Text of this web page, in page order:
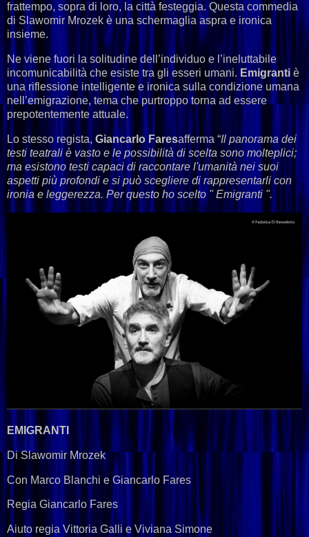
frattempo, sopra di loro, la città festeggia. Questa commedia
di Slawomir Mrozek è una schermaglia aspra e ironica
insieme.
Ne viene fuori la solitudine dell’individuo e l’ineluttabile
incomunicabilità che esiste tra gli esseri umani. Emigranti è
una riflessione intelligente e ironica sulla condizione umana
nell’emigrazione, tema che purtroppo torna ad essere
prepotentemente attuale.
Lo stesso regista, Giancarlo Faresafferma “Il panorama dei
testi teatrali è vasto e le possibilità di scelta sono molteplici;
ma esistono testi capaci di raccontare l'umanità nei suoi
aspetti più profondi e si può scegliere di rappresentarli con
ironia e leggerezza. Per questo ho scelto " Emigranti ".
EMIGRANTI
Di Slawomir Mrozek
Con Marco Blanchi e Giancarlo Fares
Regia Giancarlo Fares
Aiuto regia Vittoria Galli e Viviana Simone